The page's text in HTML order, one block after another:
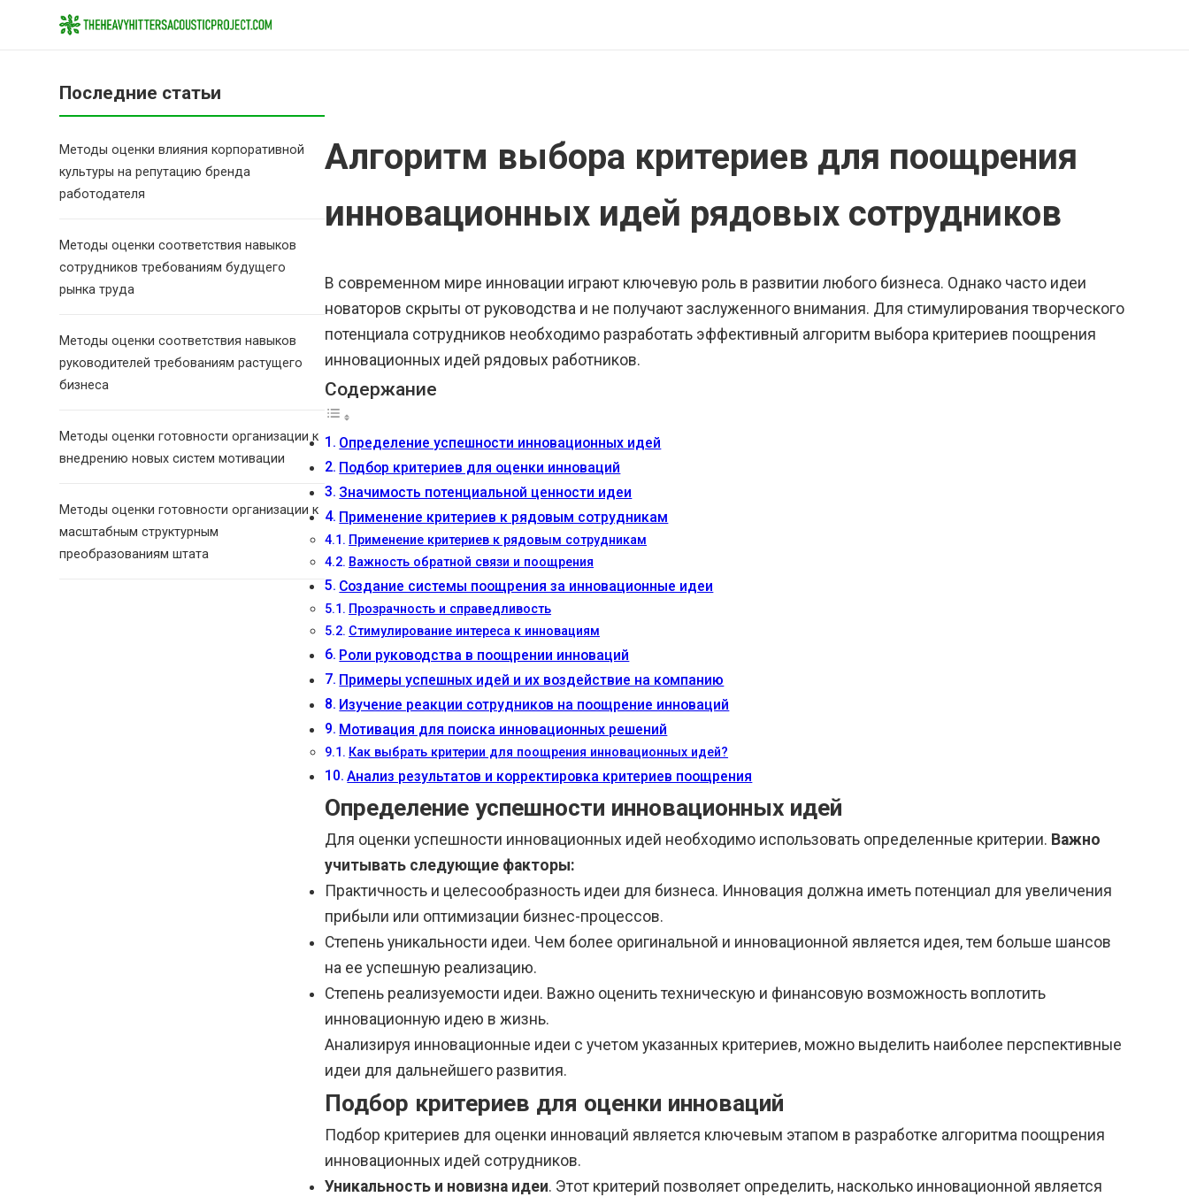
Последние статьи
Методы оценки влияния корпоративной
культуры на репутацию бренда
работодателя
Методы оценки соответствия навыков
сотрудников требованиям будущего
рынка труда
Методы оценки соответствия навыков
руководителей требованиям растущего
бизнеса
Методы оценки готовности организации к
внедрению новых систем мотивации
Методы оценки готовности организации к
масштабным структурным
преобразованиям штата
Алгоритм выбора критериев для поощрения
инновационных идей рядовых сотрудников
В современном мире инновации играют ключевую роль в развитии любого бизнеса. Однако часто идеи
новаторов скрыты от руководства и не получают заслуженного внимания. Для стимулирования творческого
потенциала сотрудников необходимо разработать эффективный алгоритм выбора критериев поощрения
инновационных идей рядовых работников.
Содержание
Определение успешности инновационных идей
Подбор критериев для оценки инноваций
Значимость потенциальной ценности идеи
Применение критериев к рядовым сотрудникам
Применение критериев к рядовым сотрудникам
Важность обратной связи и поощрения
Создание системы поощрения за инновационные идеи
Прозрачность и справедливость
Стимулирование интереса к инновациям
Роли руководства в поощрении инноваций
Примеры успешных идей и их воздействие на компанию
Изучение реакции сотрудников на поощрение инноваций
Мотивация для поиска инновационных решений
Как выбрать критерии для поощрения инновационных идей?
Анализ результатов и корректировка критериев поощрения
Определение успешности инновационных идей
Для оценки успешности инновационных идей необходимо использовать определенные критерии. Важно
учитывать следующие факторы:
Практичность и целесообразность идеи для бизнеса. Инновация должна иметь потенциал для увеличения
прибыли или оптимизации бизнес-процессов.
Степень уникальности идеи. Чем более оригинальной и инновационной является идея, тем больше шансов
на ее успешную реализацию.
Степень реализуемости идеи. Важно оценить техническую и финансовую возможность воплотить
инновационную идею в жизнь.
Анализируя инновационные идеи с учетом указанных критериев, можно выделить наиболее перспективные
идеи для дальнейшего развития.
Подбор критериев для оценки инноваций
Подбор критериев для оценки инноваций является ключевым этапом в разработке алгоритма поощрения
инновационных идей сотрудников.
Уникальность и новизна идеи. Этот критерий позволяет определить, насколько инновационной является